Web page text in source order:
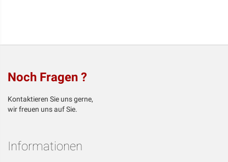
Noch Fragen ?
Kontaktieren Sie uns gerne,
wir freuen uns auf Sie.
Informationen